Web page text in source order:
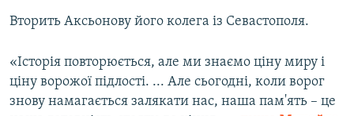
Вторить Аксьонову його колега із Севастополя.
«Історія повторюється, але ми знаємо ціну миру і
ціну ворожої підлості. ... Але сьогодні, коли ворог
знову намагається залякати нас, наша пам'ять – це